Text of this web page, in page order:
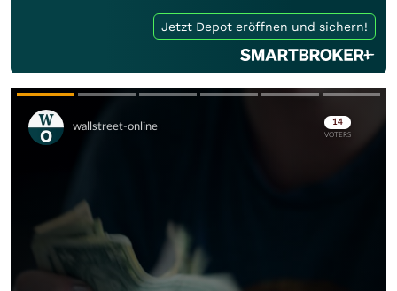
Jetzt Depot eröffnen und sichern!
Skip